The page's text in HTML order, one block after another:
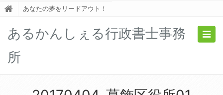
あなたの夢をリードアウト！
あるかんしぇる行政書士事務
所